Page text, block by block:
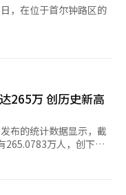
招政策出台后，去年“N
占全体考生（52.267万
呈现低龄化趋势，幼儿
百分点，反映出企业
代表林成浩（音）表
，即便是名牌大学毕业
一步加剧了学生向理科
当着力改善经济结构，
学生选择医科专业的倾
265万 创历史新高
布的统计数据显示，截
265.0783万人，创下
人口（5121.7211万